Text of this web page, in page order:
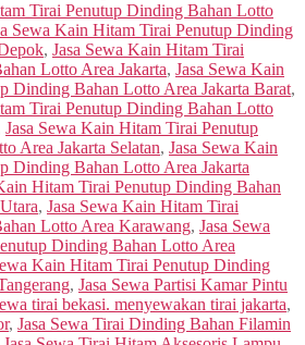
Tirai Penutup Dinding Bahan Lotto
Sewa Kain Hitam Tirai Penutup Dinding
, Jasa Sewa Kain Hitam Tirai
Lotto Area Jakarta, Jasa Sewa Kain
Dinding Bahan Lotto Area Jakarta Barat,
Tirai Penutup Dinding Bahan Lotto
Jasa Sewa Kain Hitam Tirai Penutup
Area Jakarta Selatan, Jasa Sewa Kain
Dinding Bahan Lotto Area Jakarta
Hitam Tirai Penutup Dinding Bahan
, Jasa Sewa Kain Hitam Tirai
Lotto Area Karawang, Jasa Sewa
Dinding Bahan Lotto Area
Kain Hitam Tirai Penutup Dinding
, Jasa Sewa Partisi Kamar Pintu
tirai bekasi. menyewakan tirai jakarta,
, Jasa Sewa Tirai Dinding Bahan Filamin